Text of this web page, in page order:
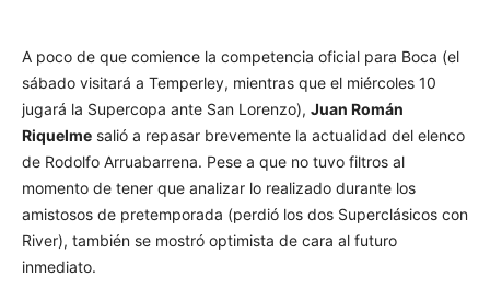
A poco de que comience la competencia oficial para Boca (el
sábado visitará a Temperley, mientras que el miércoles 10
jugará la Supercopa ante San Lorenzo), Juan Román
Riquelme salió a repasar brevemente la actualidad del elenco
de Rodolfo Arruabarrena. Pese a que no tuvo filtros al
momento de tener que analizar lo realizado durante los
amistosos de pretemporada (perdió los dos Superclásicos con
River), también se mostró optimista de cara al futuro
inmediato.